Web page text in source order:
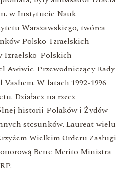
w Instytucie Nauk
Warszawskiego, twórca
Polsko-Izraelskich
Izraelsko-Polskich
Awiwie. Przewodniczący Rady
W latach 1992-1996
Działacz na rzecz
historii Polaków i Żydów
stosunków. Laureat wielu
Wielkim Orderu Zasługi
Bene Merito Ministra